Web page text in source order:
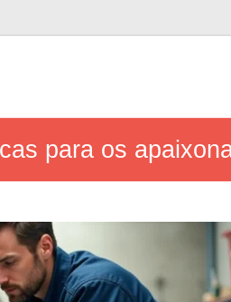
para os